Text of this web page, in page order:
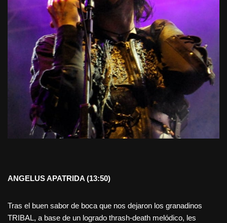
ANGELUS APATRIDA (13:50)
Tras el buen sabor de boca que nos dejaron los granadinos
TRIBAL, a base de un logrado thrash-death melódico, les